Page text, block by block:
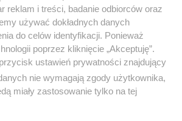
reklam i treści, badanie odbiorców oraz
używać dokładnych danych
do celów identyfikacji. Ponieważ
poprzez kliknięcie „Akceptuję”.
ustawień prywatności znajdujący
nie wymagają zgody użytkownika,
miały zastosowanie tylko na tej